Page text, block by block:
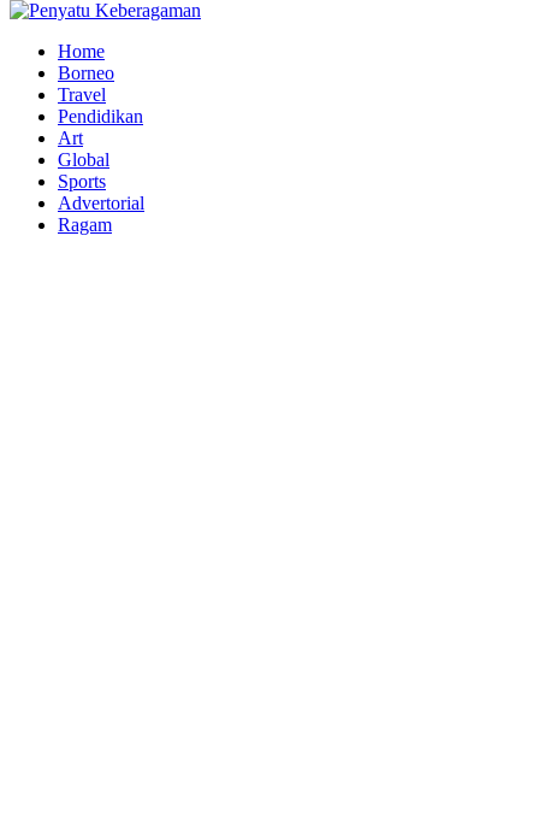
Home
Borneo
Travel
Pendidikan
Art
Global
Sports
Advertorial
Ragam